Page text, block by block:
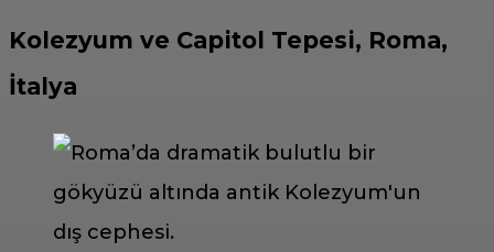
Kolezyum ve Capitol Tepesi, Roma,
İtalya